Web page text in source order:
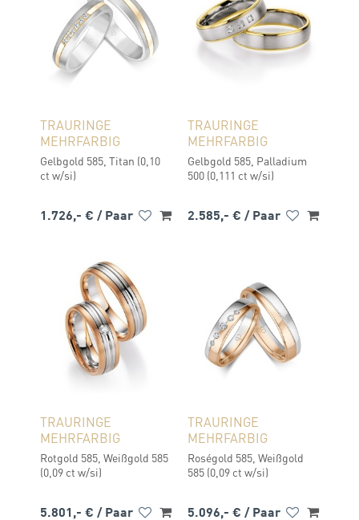
TRAURINGE
MEHRFARBIG
Gelbgold 585, Titan (0,10
ct w/si)
1.726,- € / Paar
TRAURINGE
MEHRFARBIG
Gelbgold 585, Palladium
500 (0,111 ct w/si)
2.585,- € / Paar
TRAURINGE
MEHRFARBIG
Rotgold 585, Weißgold 585
(0,09 ct w/si)
5.801,- € / Paar
TRAURINGE
MEHRFARBIG
Roségold 585, Weißgold
585 (0,09 ct w/si)
5.096,- € / Paar